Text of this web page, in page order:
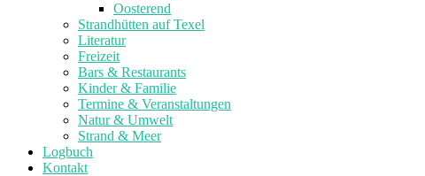
Oosterend
Strandhütten auf Texel
Literatur
Freizeit
Bars & Restaurants
Kinder & Familie
Termine & Veranstaltungen
Natur & Umwelt
Strand & Meer
Logbuch
Kontakt